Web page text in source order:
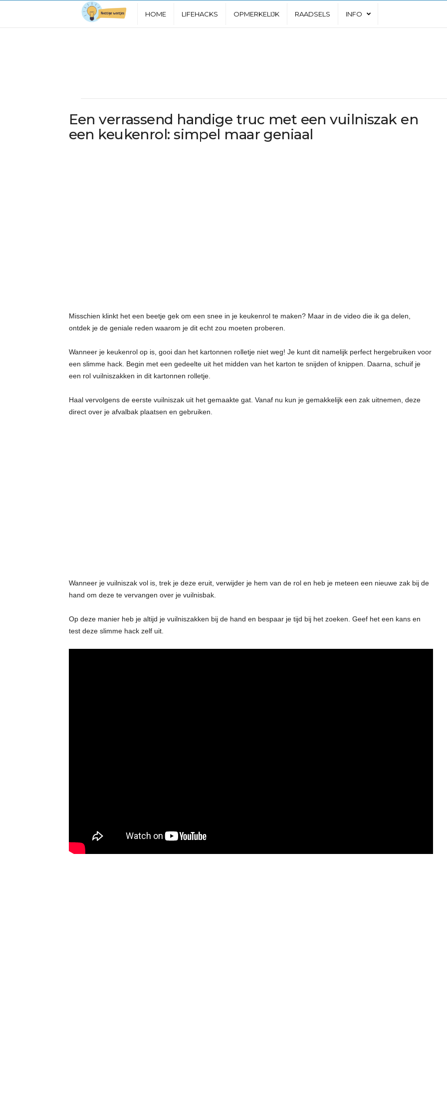
i
g
HOME LIFEHACKS OPMERKELIJK RAADSELS INFO
Een verrassend handige truc met een vuilniszak en
een keukenrol: simpel maar geniaal
Misschien klinkt het een beetje gek om een snee in je keukenrol te maken? Maar in de video die ik ga delen,
ontdek je de geniale reden waarom je dit echt zou moeten proberen.
Wanneer je keukenrol op is, gooi dan het kartonnen rolletje niet weg! Je kunt dit namelijk perfect hergebruiken voor
een slimme hack. Begin met een gedeelte uit het midden van het karton te snijden of knippen. Daarna, schuif je
een rol vuilniszakken in dit kartonnen rolletje.
Haal vervolgens de eerste vuilniszak uit het gemaakte gat. Vanaf nu kun je gemakkelijk een zak uitnemen, deze
direct over je afvalbak plaatsen en gebruiken.
Wanneer je vuilniszak vol is, trek je deze eruit, verwijder je hem van de rol en heb je meteen een nieuwe zak bij de
hand om deze te vervangen over je vuilnisbak.
Op deze manier heb je altijd je vuilniszakken bij de hand en bespaar je tijd bij het zoeken. Geef het een kans en
test deze slimme hack zelf uit.